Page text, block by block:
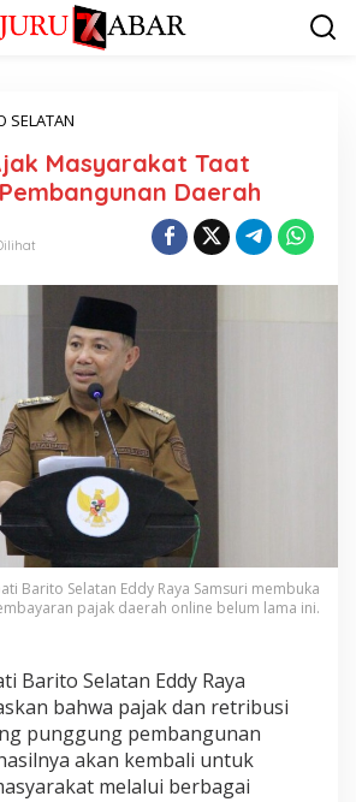
SELATAN
Masyarakat Taat
Daerah
Barito Selatan Eddy Raya Samsuri membuka
pajak daerah online belum lama ini.
Barito Selatan Eddy Raya
bahwa pajak dan retribusi
punggung pembangunan
akan kembali untuk
melalui berbagai